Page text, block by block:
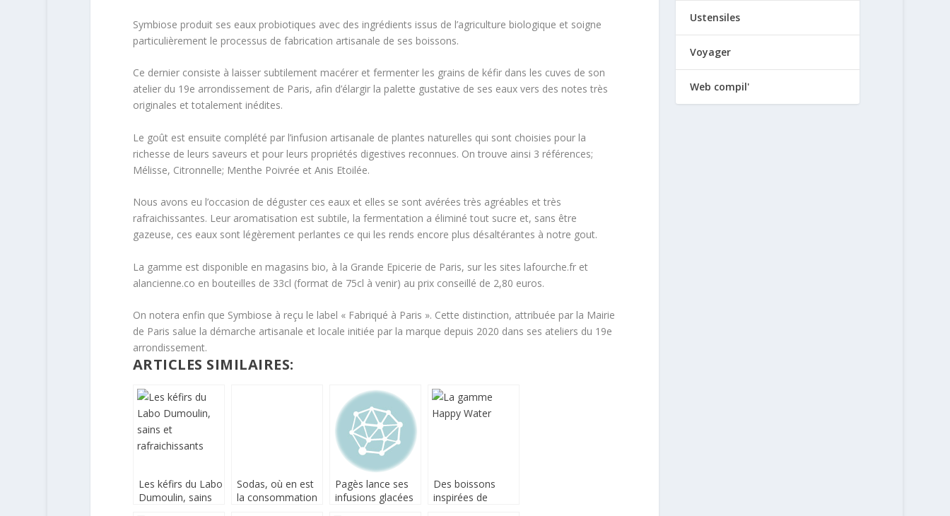
Symbiose produit ses eaux probiotiques avec des ingrédients issus de l’agriculture biologique et soigne
particulièrement le processus de fabrication artisanale de ses boissons.
Ce dernier consiste à laisser subtilement macérer et fermenter les grains de kéfir dans les cuves de son
atelier du 19e arrondissement de Paris, afin d’élargir la palette gustative de ses eaux vers des notes très
originales et totalement inédites.
Le goût est ensuite complété par l’infusion artisanale de plantes naturelles qui sont choisies pour la
richesse de leurs saveurs et pour leurs propriétés digestives reconnues. On trouve ainsi 3 références;
Mélisse, Citronnelle; Menthe Poivrée et Anis Etoilée.
Nous avons eu l’occasion de déguster ces eaux et elles se sont avérées très agréables et très
rafraichissantes. Leur aromatisation est subtile, la fermentation a éliminé tout sucre et, sans être
gazeuse, ces eaux sont légèrement perlantes ce qui les rends encore plus désaltérantes à notre gout.
La gamme est disponible en magasins bio, à la Grande Epicerie de Paris, sur les sites lafourche.fr et
alancienne.co en bouteilles de 33cl (format de 75cl à venir) au prix conseillé de 2,80 euros.
On notera enfin que Symbiose à reçu le label « Fabriqué à Paris ». Cette distinction, attribuée par la Mairie
de Paris salue la démarche artisanale et locale initiée par la marque depuis 2020 dans ses ateliers du 19e
arrondissement.
ARTICLES SIMILAIRES:
Les kéfirs du Labo
Dumoulin, sains
Sodas, où en est
la consommation
Pagès lance ses
infusions glacées
Des boissons
inspirées de
Ustensiles
Voyager
Web compil'